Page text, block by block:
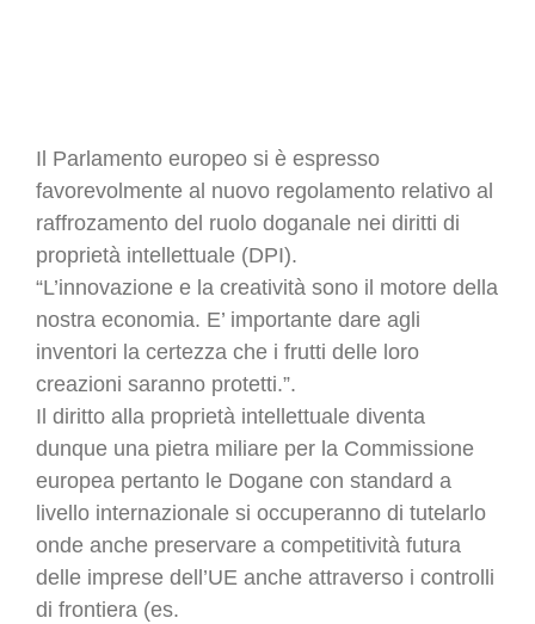
Il Parlamento europeo si è espresso
favorevolmente al nuovo regolamento relativo al
raffrozamento del ruolo doganale nei diritti di
proprietà intellettuale (DPI).
“L’innovazione e la creatività sono il motore della
nostra economia. E’ importante dare agli
inventori la certezza che i frutti delle loro
creazioni saranno protetti.”.
Il diritto alla proprietà intellettuale diventa
dunque una pietra miliare per la Commissione
europea pertanto le Dogane con standard a
livello internazionale si occuperanno di tutelarlo
onde anche preservare a competitività futura
delle imprese dell’UE anche attraverso i controlli
di frontiera (es.